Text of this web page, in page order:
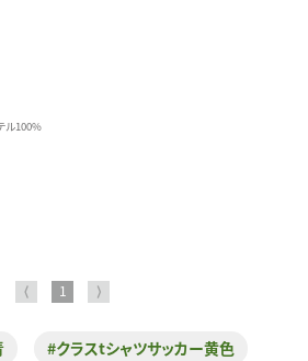
ル100%
⟨ 1 ⟩
#クラスtシャツサッカー黄色